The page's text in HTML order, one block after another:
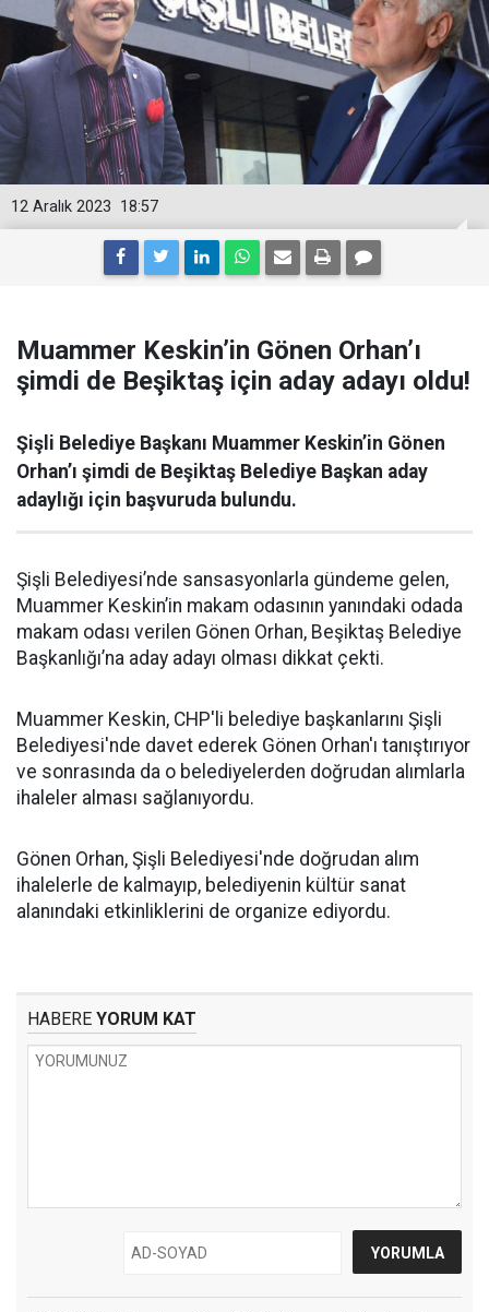
18:57
12 Aralık 2023
Muammer Keskin’in Gönen Orhan’ı
şimdi de Beşiktaş için aday adayı oldu!
Şişli Belediye Başkanı Muammer Keskin’in Gönen
Orhan’ı şimdi de Beşiktaş Belediye Başkan aday
adaylığı için başvuruda bulundu.
Şişli Belediyesi’nde sansasyonlarla gündeme gelen,
Muammer Keskin’in makam odasının yanındaki odada
makam odası verilen Gönen Orhan, Beşiktaş Belediye
Başkanlığı’na aday adayı olması dikkat çekti.
Muammer Keskin, CHP'li belediye başkanlarını Şişli
Belediyesi'nde davet ederek Gönen Orhan'ı tanıştırıyor
ve sonrasında da o belediyelerden doğrudan alımlarla
ihaleler alması sağlanıyordu.
Gönen Orhan, Şişli Belediyesi'nde doğrudan alım
ihalelerle de kalmayıp, belediyenin kültür sanat
alanındaki etkinliklerini de organize ediyordu.
HABERE YORUM KAT